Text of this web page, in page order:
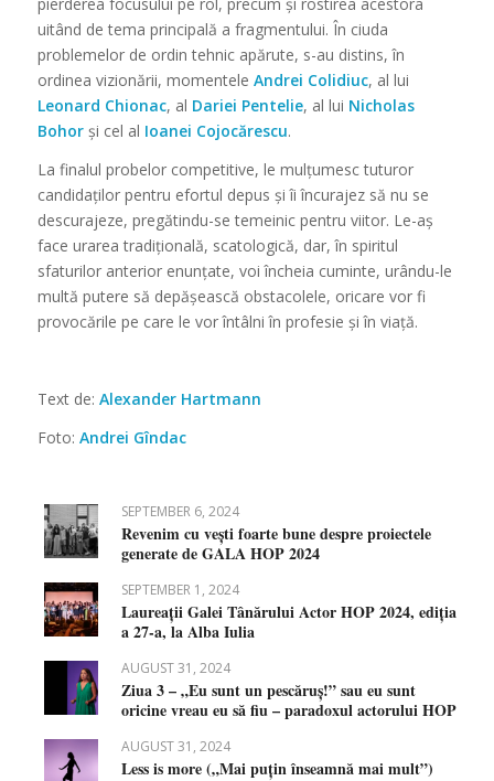
uitând de tema principală a fragmentului. În ciuda
problemelor de ordin tehnic apărute, s-au distins, în
ordinea vizionării, momentele Andrei Colidiuc, al lui
Leonard Chionac, al Dariei Pentelie, al lui Nicholas
Bohorși cel al Ioanei Cojocărescu.
La finalul probelor competitive, le mulțumesc tuturor
candidaților pentru efortul depus și îi încurajez să nu se
descurajeze, pregătindu-se temeinic pentru viitor. Le-aș
face urarea tradițională, scatologică, dar, în spiritul
sfaturilor anterior enunțate, voi încheia cuminte, urându-le
multă putere să depășească obstacolele, oricare vor fi
provocările pe care le vor întâlni în profesie și în viață.
Text de: Alexander Hartmann
Foto: Andrei Gîndac
SEPTEMBER 6, 2024
Revenim cu vești foarte bune despre proiectele
generate de GALA HOP 2024
SEPTEMBER 1, 2024
Laureații Galei Tânărului Actor HOP 2024, ediția
a 27-a, la Alba Iulia
AUGUST 31, 2024
Ziua 3 – „Eu sunt un pescăruș!” sau eu sunt
oricine vreau eu să fiu – paradoxul actorului HOP
AUGUST 31, 2024
Less is more („Mai puțin înseamnă mai mult”)